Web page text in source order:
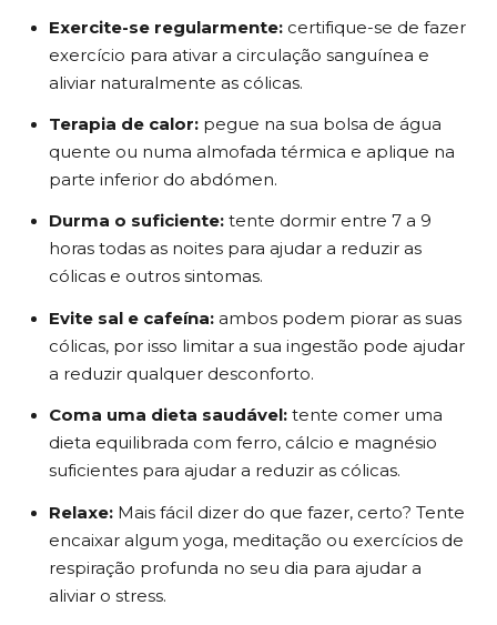
Exercite-se regularmente: certifique-se de fazer
exercício para ativar a circulação sanguínea e
aliviar naturalmente as cólicas.
Terapia de calor:pegue na sua bolsa de água
quente ou numa almofada térmica e aplique na
parte inferior do abdómen.
Durma o suficiente: tente dormir entre 7 a 9
horas todas as noites para ajudar a reduzir as
cólicas e outros sintomas.
Evite sal e cafeína:ambos podem piorar as suas
cólicas, por isso limitar a sua ingestão pode ajudar
a reduzir qualquer desconforto.
Coma uma dieta saudável: tente comer uma
dieta equilibrada com ferro, cálcio e magnésio
suficientes para ajudar a reduzir as cólicas.
Relaxe: Mais fácil dizer do que fazer, certo? Tente
encaixar algum yoga, meditação ou exercícios de
respiração profunda no seu dia para ajudar a
aliviar o stress.